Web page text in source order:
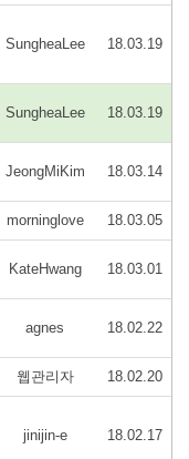
SungheaLee 18.03.19
SungheaLee 18.03.19
JeongMiKim 18.03.14
morninglove 18.03.05
KateHwang 18.03.01
agnes 18.02.22
웹관리자 18.02.20
jinijin-e 18.02.17